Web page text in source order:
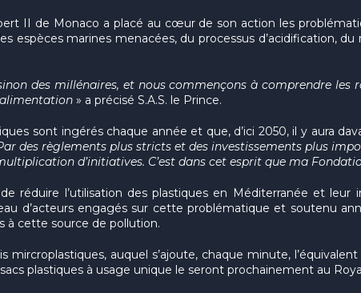
II de Monaco a placé au cœur de son action les
espèces marines menacées, du processus d’acidification,
des millénaires, et nous commençons à comprendre les
» a précisé S.A.S. le Prince.
sont ingérés chaque année et que, d’ici 2050, il y aura
des règlements plus stricts et des investissements plus
d’initiatives. C’est dans cet esprit que ma
réduire l’utilisation des plastiques en Méditerranée et leur
d’acteurs engagés sur cette problématique et soutenu
à cette source de pollution.
mircroplastiques, auquel s’ajoute, chaque minute,
plastiques à usage unique le seront prochainement au